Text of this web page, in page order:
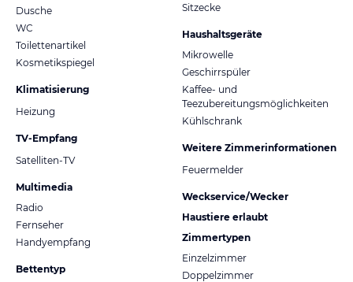
Dusche
WC
Toilettenartikel
Kosmetikspiegel
Klimatisierung
Heizung
TV-Empfang
Satelliten-TV
Multimedia
Radio
Fernseher
Handyempfang
Bettentyp
Sitzecke
Haushaltsgeräte
Mikrowelle
Geschirrspüler
Kaffee- und
Teezubereitungsmöglichkeiten
Kühlschrank
Weitere Zimmerinformationen
Feuermelder
Weckservice/Wecker
Haustiere erlaubt
Zimmertypen
Einzelzimmer
Doppelzimmer